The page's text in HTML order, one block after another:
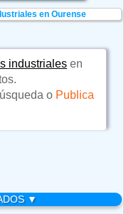
en Ourense
industriales en
o Publica
▼